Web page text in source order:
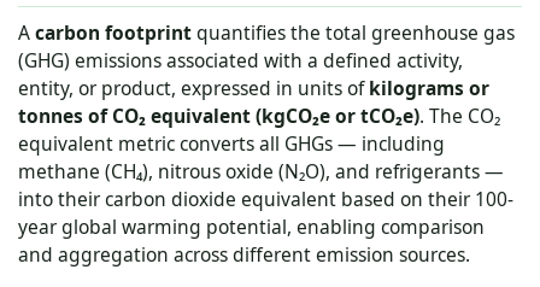
Acarbon footprintquantifies the total greenhouse gas
(GHG) emissions associated with a defined activity,
entity, or product, expressed in units ofkilograms or
tonnes of CO₂ equivalent (kgCO₂e or tCO₂e). The CO₂
equivalent metric converts all GHGs — including
methane (CH₄), nitrous oxide (N₂O), and refrigerants —
into their carbon dioxide equivalent based on their 100-
year global warming potential, enabling comparison
and aggregation across different emission sources.